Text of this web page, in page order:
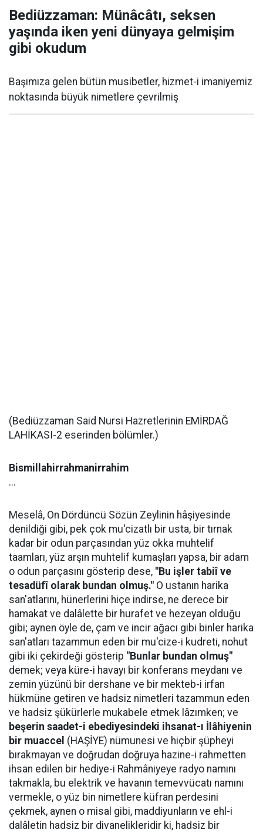
Bediüzzaman: Münâcâtı, seksen
yaşında iken yeni dünyaya gelmişim
gibi okudum
Başımıza gelen bütün musibetler, hizmet-i imaniyemiz
noktasında büyük nimetlere çevrilmiş
(Bediüzzaman Said Nursi Hazretlerinin EMİRDAĞ
LAHİKASI-2 eserinden bölümler.)
Bismillahirrahmanirrahim
...
Meselâ, On Dördüncü Sözün Zeylinin hâşiyesinde
denildiği gibi, pek çok mu'cizatlı bir usta, bir tırnak
kadar bir odun parçasından yüz okka muhtelif
taamları, yüz arşın muhtelif kumaşları yapsa, bir adam
o odun parçasını gösterip dese, "Bu işler tabiî ve
tesadüfî olarak bundan olmuş." O ustanın harika
san'atlarını, hünerlerini hiçe indirse, ne derece bir
hamakat ve dalâlette bir hurafet ve hezeyan olduğu
gibi; aynen öyle de, çam ve incir ağacı gibi binler harika
san'atları tazammun eden bir mu'cize-i kudreti, nohut
gibi iki çekirdeği gösterip "Bunlar bundan olmuş"
demek; veya küre-i havayı bir konferans meydanı ve
zemin yüzünü bir dershane ve bir mekteb-i irfan
hükmüne getiren ve hadsiz nimetleri tazammun eden
ve hadsiz şükürlerle mukabele etmek lâzımken; ve
beşerin saadet-i ebediyesindeki ihsanat-ı İlâhiyenin
bir muaccel (HAŞİYE) nümunesi ve hiçbir şüpheyi
bırakmayan ve doğrudan doğruya hazine-i rahmetten
ihsan edilen bir hediye-i Rahmâniyeye radyo namını
takmakla, bu elektrik ve havanın temevvücatı namını
vermekle, o yüz bin nimetlere küfran perdesini
çekmek, aynen o misal gibi, maddiyunların ve ehl-i
dalâletin hadsiz bir divanelikleridir ki, hadsiz bir